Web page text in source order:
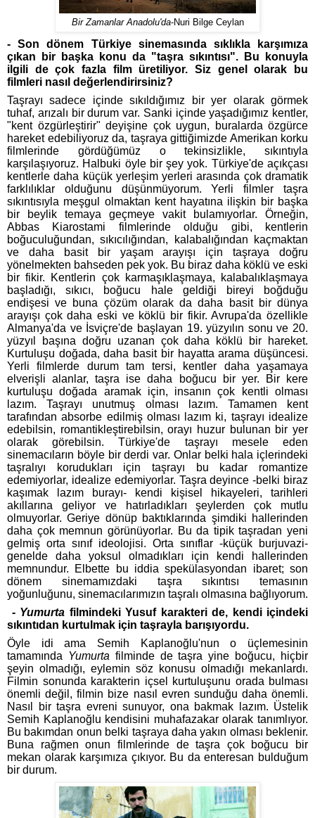
Bir Zamanlar Anadolu'da-Nuri Bilge Ceylan
- Son dönem Türkiye sinemasında sıklıkla karşımıza
çıkan bir başka konu da "taşra sıkıntısı". Bu konuyla
ilgili de çok fazla film üretiliyor. Siz genel olarak bu
filmleri nasıl değerlendirirsiniz?
Taşrayı sadece içinde sıkıldığımız bir yer olarak görmek
tuhaf, arızalı bir durum var. Sanki içinde yaşadığımız kentler,
"kent özgürleştirir" deyişine çok uygun, buralarda özgürce
hareket edebiliyoruz da, taşraya gittiğimizde Amerikan korku
filmlerinde gördüğümüz o tekinsizlikle, sıkıntıyla
karşılaşıyoruz. Halbuki öyle bir şey yok. Türkiye'de açıkçası
kentlerle daha küçük yerleşim yerleri arasında çok dramatik
farklılıklar olduğunu düşünmüyorum. Yerli filmler taşra
sıkıntısıyla meşgul olmaktan kent hayatına ilişkin bir başka
bir beylik temaya geçmeye vakit bulamıyorlar. Örneğin,
Abbas Kiarostami filmlerinde olduğu gibi, kentlerin
boğuculuğundan, sıkıcılığından, kalabalığından kaçmaktan
ve daha basit bir yaşam arayışı için taşraya doğru
yönelmekten bahseden pek yok. Bu biraz daha köklü ve eski
bir fikir. Kentlerin çok karmaşıklaşmaya, kalabalıklaşmaya
başladığı, sıkıcı, boğucu hale geldiği bireyi boğduğu
endişesi ve buna çözüm olarak da daha basit bir dünya
arayışı çok daha eski ve köklü bir fikir. Avrupa'da özellikle
Almanya'da ve İsviçre'de başlayan 19. yüzyılın sonu ve 20.
yüzyıl başına doğru uzanan çok daha köklü bir hareket.
Kurtuluşu doğada, daha basit bir hayatta arama düşüncesi.
Yerli filmlerde durum tam tersi, kentler daha yaşamaya
elverişli alanlar, taşra ise daha boğucu bir yer. Bir kere
kurtuluşu doğada aramak için, insanın çok kentli olması
lazım. Taşrayı unutmuş olması lazım. Tamamen kent
tarafından absorbe edilmiş olması lazım ki, taşrayı idealize
edebilsin, romantikleştirebilsin, orayı huzur bulunan bir yer
olarak görebilsin. Türkiye'de taşrayı mesele eden
sinemacıların böyle bir derdi var. Onlar belki hala içlerindeki
taşralıyı korudukları için taşrayı bu kadar romantize
edemiyorlar, idealize edemiyorlar. Taşra deyince -belki biraz
kaşımak lazım burayı- kendi kişisel hikayeleri, tarihleri
akıllarına geliyor ve hatırladıkları şeylerden çok mutlu
olmuyorlar. Geriye dönüp baktıklarında şimdiki hallerinden
daha çok memnun görünüyorlar. Bu da tipik taşradan yeni
gelmiş orta sınıf ideolojisi. Orta sınıflar -küçük burjuvazi-
genelde daha yoksul olmadıkları için kendi hallerinden
memnundur. Elbette bu iddia spekülasyondan ibaret; son
dönem sinemamızdaki taşra sıkıntısı temasının
yoğunluğunu, sinemacılarımızın taşralı olmasına bağlıyorum.
- Yumurta filmindeki Yusuf karakteri de, kendi içindeki
sıkıntıdan kurtulmak için taşrayla barışıyordu.
Öyle idi ama Semih Kaplanoğlu'nun o üçlemesinin
tamamında Yumurta filminde de taşra yine boğucu, hiçbir
şeyin olmadığı, eylemin söz konusu olmadığı mekanlardı.
Filmin sonunda karakterin içsel kurtuluşunu orada bulması
önemli değil, filmin bize nasıl evren sunduğu daha önemli.
Nasıl bir taşra evreni sunuyor, ona bakmak lazım. Üstelik
Semih Kaplanoğlu kendisini muhafazakar olarak tanımlıyor.
Bu bakımdan onun belki taşraya daha yakın olması beklenir.
Buna rağmen onun filmlerinde de taşra çok boğucu bir
mekan olarak karşımıza çıkıyor. Bu da enteresan bulduğum
bir durum.